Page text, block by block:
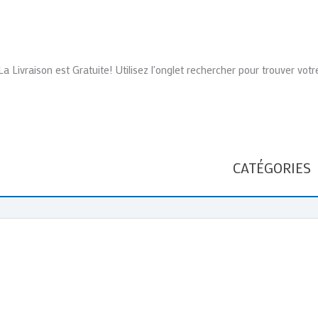
Livraison est Gratuite! Utilisez l'onglet rechercher pour trouver
CATÉGORIES